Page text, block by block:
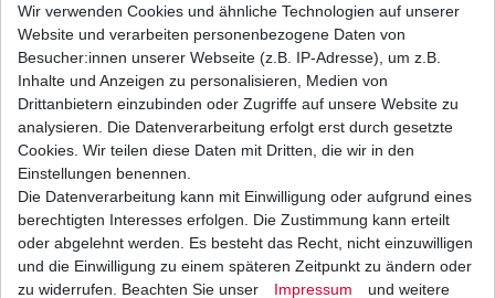
Filter
Luftfilter Hiflo Suzuki RF 600 R GN76 1993 -
1997
UVP 22,58 € 18,43 € *
1 Stück | 18,43 € / Stück
inkl. ges. MwSt. zzgl.
Wir verwenden Cookies und ähnliche Technologien auf unserer
Website und verarbeiten personenbezogene Daten von
Besucher:innen unserer Webseite (z.B. IP-Adresse), um z.B.
Inhalte und Anzeigen zu personalisieren, Medien von
Drittanbietern einzubinden oder Zugriffe auf unsere Website zu
analysieren. Die Datenverarbeitung erfolgt erst durch gesetzte
Cookies. Wir teilen diese Daten mit Dritten, die wir in den
Einstellungen benennen.
Die Datenverarbeitung kann mit Einwilligung oder aufgrund eines
berechtigten Interesses erfolgen. Die Zustimmung kann erteilt
oder abgelehnt werden. Es besteht das Recht, nicht einzuwilligen
und die Einwilligung zu einem späteren Zeitpunkt zu ändern oder
zu widerrufen. Beachten Sie unser
Impressum
und weitere